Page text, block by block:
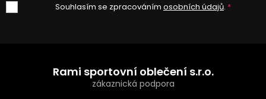
Souhlasím se zpracováním osobních údajů.
Rami sportovní oblečení s.r.o.